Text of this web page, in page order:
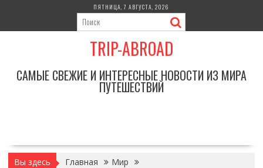
содержимому
ПЯТНИЦА, 7 АВГУСТА, 2026
TRIP-ABROAD
САМЫЕ СВЕЖИЕ И ИНТЕРЕСНЫЕ НОВОСТИ ИЗ МИРА
ПУТЕШЕСТВИЙ
Вы здесь Главная
Мир